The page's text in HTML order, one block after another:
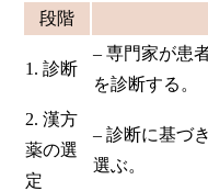
段階
1. 診断
– 専門家が患
を診断する。
2. 漢方
薬の選
定
– 診断に基づ
選ぶ。